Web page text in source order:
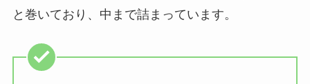
と巻いており、中まで詰まっています。